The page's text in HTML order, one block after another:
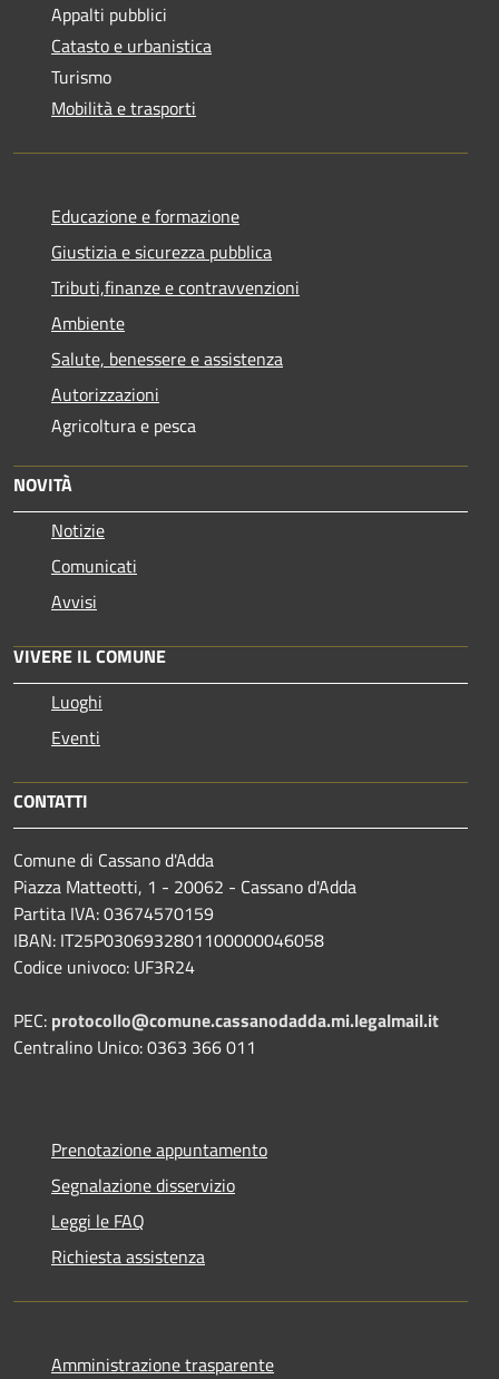
Appalti pubblici
Catasto e urbanistica
Turismo
Mobilità e trasporti
Educazione e formazione
Giustizia e sicurezza pubblica
Tributi,finanze e contravvenzioni
Ambiente
Salute, benessere e assistenza
Autorizzazioni
Agricoltura e pesca
NOVITÀ
Notizie
Comunicati
Avvisi
VIVERE IL COMUNE
Luoghi
Eventi
CONTATTI
Comune di Cassano d'Adda
Piazza Matteotti, 1 - 20062 - Cassano d'Adda
Partita IVA: 03674570159
IBAN: IT25P0306932801100000046058
Codice univoco: UF3R24
PEC: protocollo@comune.cassanodadda.mi.legalmail.it
Centralino Unico: 0363 366 011
Prenotazione appuntamento
Segnalazione disservizio
Leggi le FAQ
Richiesta assistenza
Amministrazione trasparente